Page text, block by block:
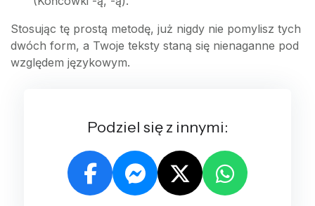
Stosując tę prostą metodę, już nigdy nie pomylisz tych
dwóch form, a Twoje teksty staną się nienaganne pod
względem językowym.
Podziel się z innymi: